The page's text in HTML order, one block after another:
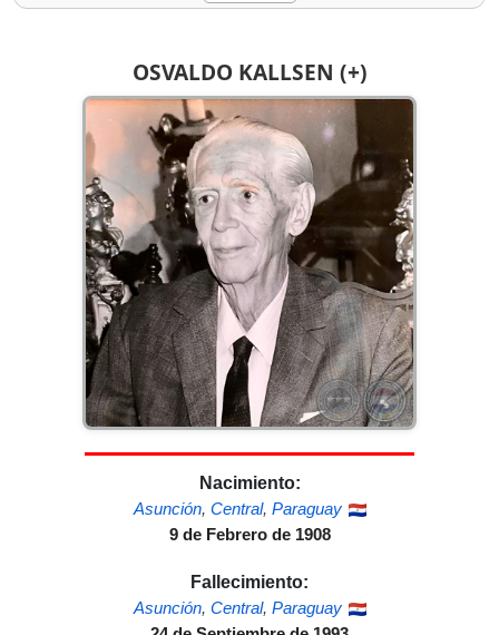
OSVALDO KALLSEN (+)
Nacimiento:
Asunción, Central, Paraguay
9 de Febrero de 1908
Fallecimiento:
Asunción, Central, Paraguay